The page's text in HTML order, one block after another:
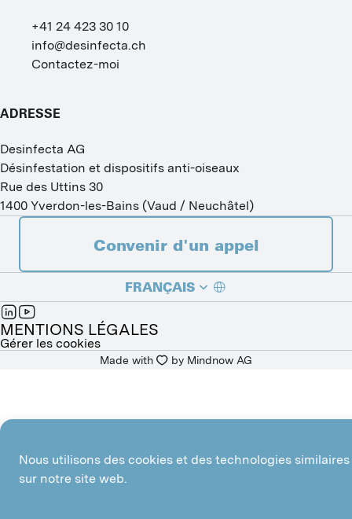
+41 24 423 30 10
info@desinfecta.ch
Contactez-moi
ADRESSE
Desinfecta AG
Désinfestation et dispositifs anti-oiseaux
Rue des Uttins 30
1400 Yverdon-les-Bains (Vaud / Neuchâtel)
Convenir d'un appel
FRANÇAIS
DEUTSCH
ITALIANO
MENTIONS LÉGALES
Gérer les cookies
Made with by Mindnow AG
Nous utilisons des cookies et des technologies similaires
sur notre site web.